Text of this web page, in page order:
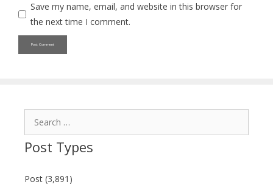
Save my name, email, and website in this browser for
the next time I comment.
Post Types
Post (3,891)